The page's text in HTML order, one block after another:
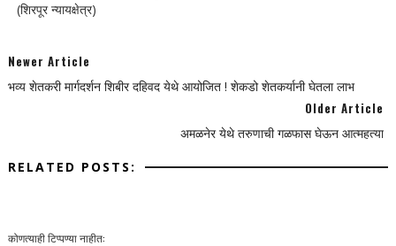
(शिरपूर न्यायक्षेत्र)
Newer Article
भव्य शेतकरी मार्गदर्शन शिबीर दहिवद येथे आयोजित ! शेकडो शेतकर्यानी घेतला लाभ
Older Article
अमळनेर येथे तरुणाची गळफास घेऊन आत्महत्या
RELATED POSTS:
कोणत्याही टिप्पण्‍या नाहीत: